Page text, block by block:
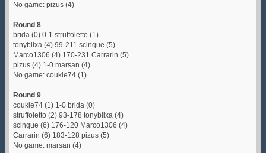
No game: pizus (4)
Round 8
brida (0) 0-1 struffoletto (1)
tonyblixa (4) 99-211 scinque (5)
Marco1306 (4) 170-231 Carrarin (5)
pizus (4) 1-0 marsan (4)
No game: coukie74 (1)
Round 9
coukie74 (1) 1-0 brida (0)
struffoletto (2) 93-178 tonyblixa (4)
scinque (6) 176-120 Marco1306 (4)
Carrarin (6) 183-128 pizus (5)
No game: marsan (4)